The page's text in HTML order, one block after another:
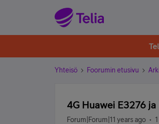
Yhteisö Foorumin etusivu
4G Huawei E3276
Forum|Forum|11 years ago